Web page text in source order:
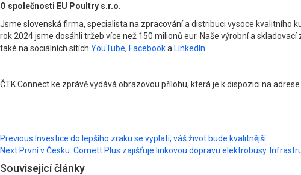
O společnosti EU Poultry s.r.o.
Jsme slovenská firma, specialista na zpracování a distribuci vysoce kvalitního
rok 2024 jsme dosáhli tržeb více než 150 milionů eur. Naše výrobní a
také na sociálních sítích YouTube, Facebooka LinkedIn
ČTK Connect ke zprávě vydává obrazovou přílohu, která je k dispozici na adrese
Post
navigation
Previous Investice do lepšího zraku se vyplatí, váš život bude kvalitnější
Next První v Česku: Comett Plus zajišťuje linkovou dopravu elektrobusy.
Související články